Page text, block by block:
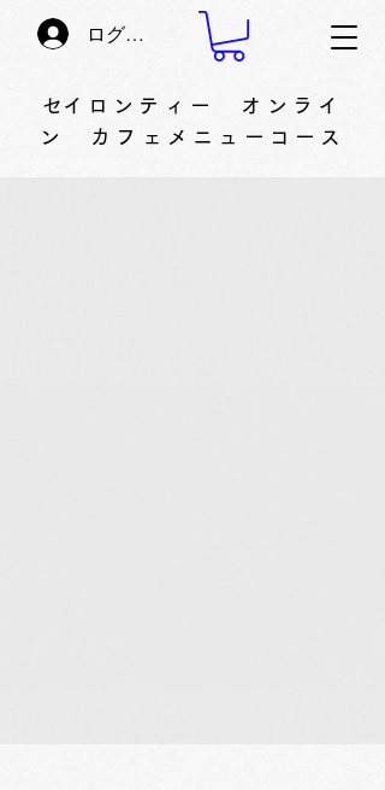
ログイン
​セイロンティー オンライ
ン カフェメニューコース